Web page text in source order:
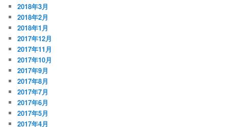
2018年3月
2018年2月
2018年1月
2017年12月
2017年11月
2017年10月
2017年9月
2017年8月
2017年7月
2017年6月
2017年5月
2017年4月